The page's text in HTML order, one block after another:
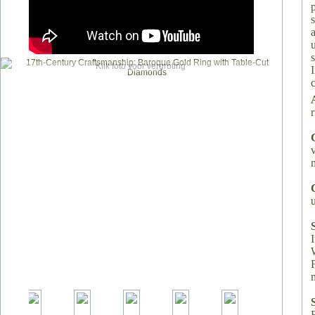
Klik foto voor vergroting